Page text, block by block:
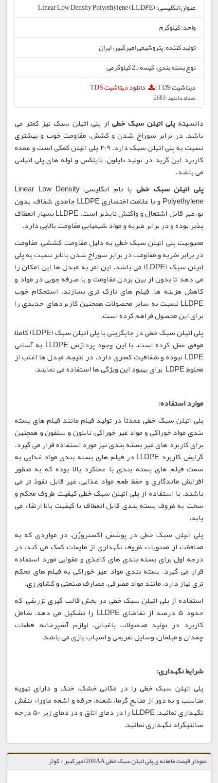
عنوان انگلیسی: Linear Low Density Polyethylene (LLDPE)
واحد: کیلوگرم
تولید کننده: پتروشیمی امیرکبیر، ایران
نوع بسته بندی: کیسه 25 کیلوگرمی
دیتاشیت TDS:
دانلود دیتاشیت TDS
تعداد دانلود :2683
دانسیته پلی اتیلن سبک خطی از پلی اتیلن سبک نیز کمتر می
باشد. در برابر سوراخ شدن و کشش، مقاومت خوب و بیشتری
نسبت به پلی اتیلن سبک دارد. 209 پلی اتیلن کمکی است و عمده
کاربرد این گرید در تولید نایلون، نایلکس و لوله های پلی اتیلنی
می باشد.
پلی اتیلن سبک خطی
با نام انگلیسی Linear Low Density
Polyethylene و با علامت اختصاری LLDPE جامدی شفاف، بدون
بو، غیر قابل اشتعال و واکنش ناپذیر است. LLDPE بسیار انعطاف
پذیر بوده و در برابر ضربه و مواد شیمیایی مقاومت بالایی دارد.
محبوبیت پلی اتیلن سبک خطی به دلیل مقاومت کششی، مقاومت
در برابر ضربه و مقاومت در برابر سوراخ شدن بالاتر نسبت به پلی
اتیلن سبک (LDPE) می باشد. این امر به مبدل ها این امکان را
می دهد تا بدون از بین بردن مقاومت و با صرفه جویی در مواد و
کاهش هزینه ها، فیلم های نازک تری بسازند. استحکام خوب
LLDPE نسبت به سایر محصولات همچنین کاربردهای جدیدی را
برای این محصول فراهم کرده است.
پلی اتیلن سبک خطی در جایگزینی با پلی اتیلن سبک (LDPE) کاملاً
موفق عمل کرده است. با این وجود پردازش LLDPE به آسانی
LDPE نبوده و شفافیت کمتری دارد. در نتیجه، مبدل ها اغلب از
مخلوط LDPE برای بهبود این ویژگی ها استفاده می نمایند.
موارد استفاده:
پلی اتیلن سبک خطی عمدتاً در تولید فیلم مانند فیلم های بسته
بندی مواد خوراکی و مواد غیر خوراکی، نایلون و سلفون و همچنین
برای کاربرد های غیر بسته بندی نیز مورد استفاده قرار می گیرد.
گرایش کاربرد LLDPE در فیلم های بسته بندی مواد غذایی به
سمت فیلم های بسته بندی با عملکرد بالا بوده که به منظور
افزایش ماندگاری و حفظ طعم مواد غذایی، غیر قابل نفوذ تر می
باشند. با استفاده از پلی اتیلن سبک خطی کیفیت ظروف محکم و
سخت به ظروف بسته بندی قابل انعطاف با کیفیت بالا ارتقاء می
یابد.
پلی اتیلن سبک خطی در پوشش اکستروژن، در مواردی که به
محافظت از محتویات ظروف نگهداری از مایعات کمک می کند، در
درجه اول برای بسته بندی های کاغذی و مقوایی مورد استفاده
قرار می گیرد. بسته بندی مواد غیر خوراکی به فیلم های محکم
تری نیاز دارد، مانند مواد مصرفی، مصارف صنعتی و کشاورزی.
استفاده از پلی اتیلن سبک خطی در بخش قالب گیری تزریقی، که
حدود 5 درصد از تقاضای LLDPE را تشکیل می دهد، شامل
کاربرد در تولید محصولات باغبانی، لوازم آشپزخانه، قطعات
چمدان و مبلمان، وسایل تفریحی و اسباب بازی می باشد.
شرایط نگهداری:
پلی اتیلن سبک خطی را در مکانی خشک، خنک و دارای تهویه
مناسب و به دور از منابع گرما، شعله، جرقه و اشعه ماوراء بنفش
نگهداری نمائید. LLDPE را در دمای اتاق و در دمای زیر 50 درجه
سانتیگراد نگهداری نمائید.
نمودار قیمت ماهانه ی پلی اتیلن سبک خطی 209AA امیرکبیر / کوثر